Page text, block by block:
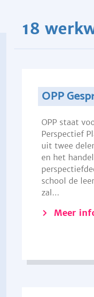
18
OPP
OPP staat
Perspectief
uit twee
en het
school de
zal...
Meer